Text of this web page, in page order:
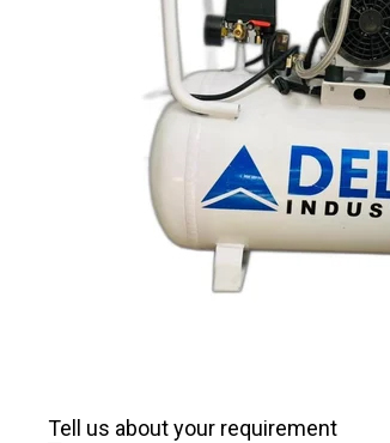
Tell us about your requirement